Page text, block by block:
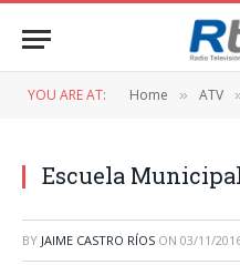
YOU ARE AT: Home » ATV
Escuela
BY JAIME CASTRO RÍOS ON 03/11/